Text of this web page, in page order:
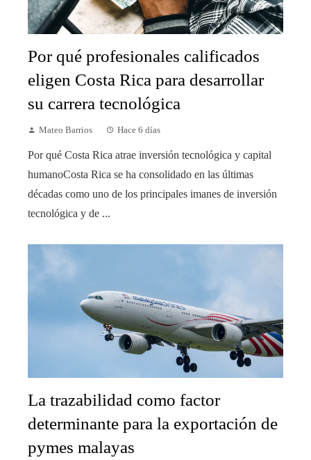
Por qué profesionales calificados
eligen Costa Rica para desarrollar
su carrera tecnológica
Mateo Barrios Hace 6 días
Por qué Costa Rica atrae inversión tecnológica y capital
humanoCosta Rica se ha consolidado en las últimas
décadas como uno de los principales imanes de inversión
tecnológica y de ...
La trazabilidad como factor
determinante para la exportación de
pymes malayas